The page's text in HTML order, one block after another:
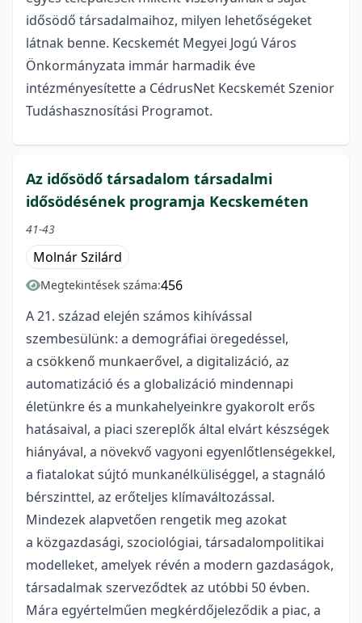
idősödő társadalmaihoz, milyen lehetőségeket
látnak benne. Kecskemét Megyei Jogú Város
Önkormányzata immár harmadik éve
intézményesítette a CédrusNet Kecskemét Szenior
Tudáshasznosítási Programot.
Az idősödő társadalom társadalmi
idősödésének programja Kecskeméten
41-43
Molnár Szilárd
Megtekintések száma:456
A 21. század elején számos kihívással
szembesülünk: a demográfiai öregedéssel,
a csökkenő munkaerővel, a digitalizáció, az
automatizáció és a globalizáció mindennapi
életünkre és a munkahelyeinkre gyakorolt erős
hatásaival, a piaci szereplők által elvárt készségek
hiányával, a növekvő vagyoni egyenlőtlenségekkel,
a fiatalokat sújtó munkanélküliséggel, a stagnáló
bérszinttel, az erőteljes klímaváltozással.
Mindezek alapvetően rengetik meg azokat
a közgazdasági, szociológiai, társadalompolitikai
modelleket, amelyek révén a modern gazdaságok,
társadalmak szerveződtek az utóbbi 50 évben.
Mára egyértelműen megkérdőjeleződik a piac, a